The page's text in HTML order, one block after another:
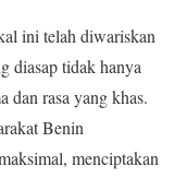
ini telah diwariskan
diasap tidak hanya
dan rasa yang khas.
Benin
menciptakan